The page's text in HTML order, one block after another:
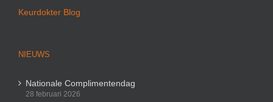
Keurdokter Blog
NIEUWS
Nationale Complimentendag
28 februari 2026